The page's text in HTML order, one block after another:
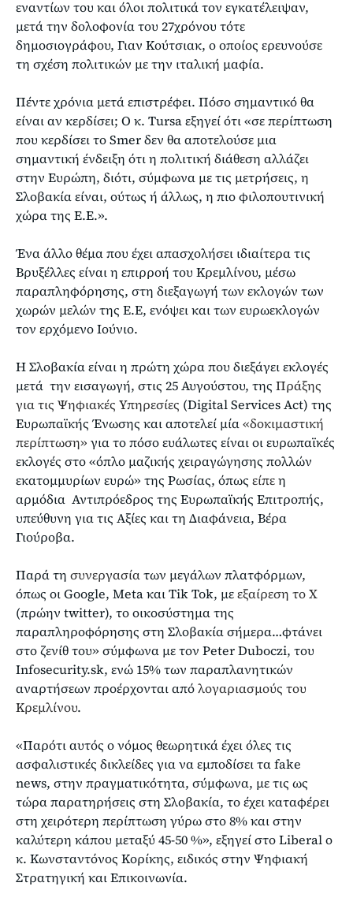
εναντίων του και όλοι πολιτικά τον εγκατέλειψαν,
μετά την δολοφονία του 27χρόνου τότε
δημοσιογράφου, Γιαν Κούτσιακ, ο οποίος ερευνούσε
τη σχέση πολιτικών με την ιταλική μαφία.
Πέντε χρόνια μετά επιστρέφει. Πόσο σημαντικό θα
είναι αν κερδίσει; Ο κ. Tursa εξηγεί ότι «σε περίπτωση
που κερδίσει το Smer δεν θα αποτελούσε μια
σημαντική ένδειξη ότι η πολιτική διάθεση αλλάζει
στην Ευρώπη, διότι, σύμφωνα με τις μετρήσεις, η
Σλοβακία είναι, ούτως ή άλλως, η πιο φιλοπουτινική
χώρα της Ε.Ε.».
Ένα άλλο θέμα που έχει απασχολήσει ιδιαίτερα τις
Βρυξέλλες είναι η επιρροή του Κρεμλίνου, μέσω
παραπληφόρησης, στη διεξαγωγή των εκλογών των
χωρών μελών της Ε.Ε, ενόψει και των ευρωεκλογών
τον ερχόμενο Ιούνιο.
Η Σλοβακία είναι η πρώτη χώρα που διεξάγει εκλογές
μετά την εισαγωγή, στις 25 Αυγούστου, της Πράξης
για τις Ψηφιακές Υπηρεσίες (Digital Services Act) της
Ευρωπαϊκής Ένωσης και αποτελεί μία«δοκιμαστική
περίπτωση» για το πόσο ευάλωτες είναι οι ευρωπαϊκές
εκλογές στο «όπλο μαζικής χειραγώγησης πολλών
εκατομμυρίων ευρώ» της Ρωσίας, όπως είπεη
αρμόδια Αντιπρόεδρος της Ευρωπαϊκής Επιτροπής,
υπεύθυνη για τις Αξίες και τη Διαφάνεια, Βέρα
Γιούροβα.
Παρά τη συνεργασίατων μεγάλων πλατφόρμων,
όπως οι Google, Meta και Tik Tok, μεεξαίρεση το X
(πρώην twitter), το οικοσύστημα της
παραπληροφόρησης στη Σλοβακία σήμερα…φτάνει
στο ζενίθ του» σύμφωνα με τον Peter Duboczi, του
Infosecurity.sk, ενώ 15% των παραπλανητικών
αναρτήσεων προέρχονται απόλογαριασμούς του
Κρεμλίνου.
«Παρότι αυτός ο νόμος θεωρητικά έχει όλες τις
ασφαλιστικές δικλείδες για να εμποδίσει τα fake
news, στην πραγματικότητα, σύμφωνα, με τις ως
τώρα παρατηρήσεις στη Σλοβακία, το έχει καταφέρει
στη χειρότερη περίπτωση γύρω στο 8% και στην
καλύτερη κάπου μεταξύ 45-50 %», εξηγεί στο Liberal ο
κ. Κωνσταντόνος Κορίκης, ειδικός στην Ψηφιακή
Στρατηγική και Επικοινωνία.